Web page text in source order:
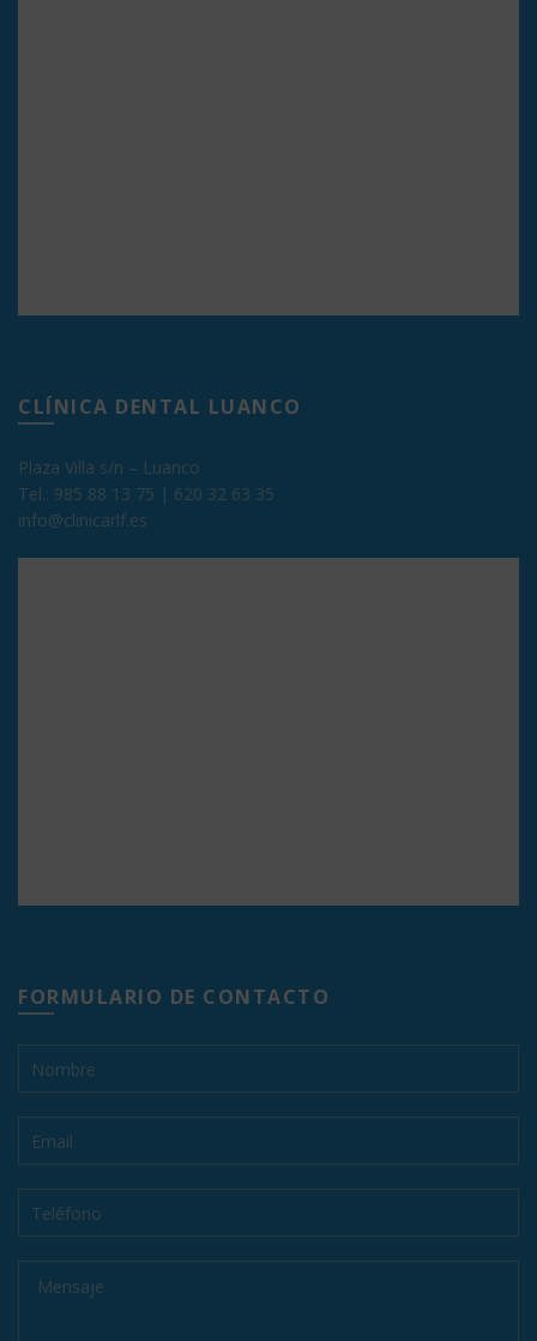
CLÍNICA DENTAL LUANCO
Plaza Villa s/n – Luanco
Tel.: 985 88 13 75 | 620 32 63 35
info@clinicarlf.es
FORMULARIO DE CONTACTO